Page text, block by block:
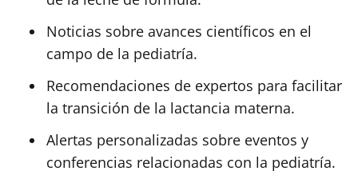
Noticias sobre avances científicos en el
campo de la pediatría.
Recomendaciones de expertos para facilitar
la transición de la lactancia materna.
Alertas personalizadas sobre eventos y
conferencias relacionadas con la pediatría.